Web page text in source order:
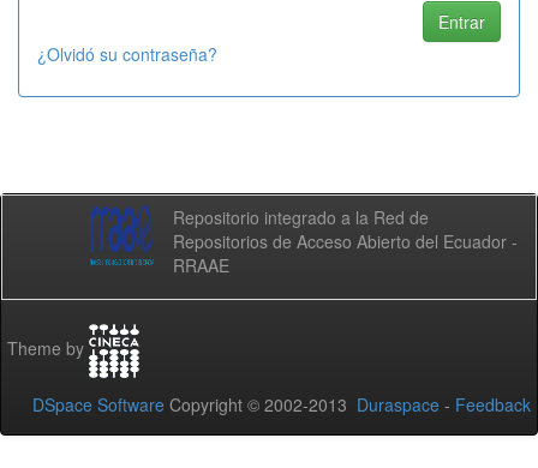
¿Olvidó su contraseña?
Repositorio integrado a la Red de
Repositorios de Acceso Abierto del Ecuador -
RRAAE
Theme by
DSpace Software Copyright © 2002-2013 Duraspace - Feedback